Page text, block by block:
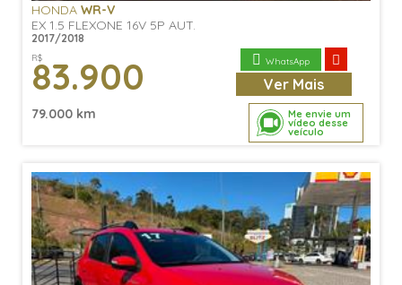
Me envie um
vídeo desse
veículo
HONDA WR-V
EX 1.5 FLEXONE 16V 5P AUT.
2017/2018
R$
83.900 WhatsApp
Ver Mais
79.000 km